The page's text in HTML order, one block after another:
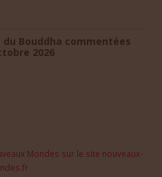
Bouddha commentées
2026